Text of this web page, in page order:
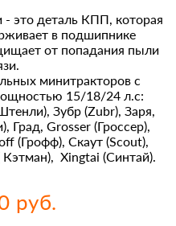
это деталь КПП, которая
в подшипнике
от попадания пыли
минитракторов с
15/18/24 л.с:
Зубр (Zubr), Заря,
Град, Grosser (Гроссер),
(Грофф), Скаут (Scout),
Xingtai (Синтай).
руб.